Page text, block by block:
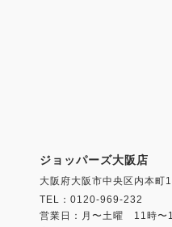
ジョッパーズ大阪店
大阪府大阪市中央区内本
TEL：0120-969-232
営業日：月〜土曜 11時〜